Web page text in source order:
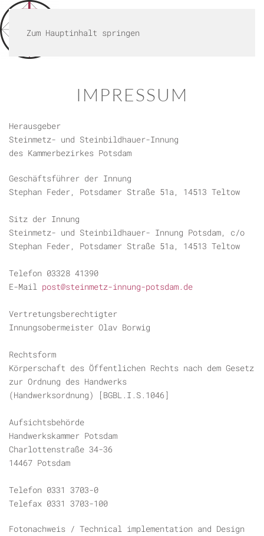
Zum Hauptinhalt springen
IMPRESSUM
Herausgeber
Steinmetz- und Steinbildhauer-Innung
des Kammerbezirkes Potsdam
Geschäftsführer der Innung
Stephan Feder, Potsdamer Straße 51a, 14513 Teltow
Sitz der Innung
Steinmetz- und Steinbildhauer- Innung Potsdam, c/o
Stephan Feder, Potsdamer Straße 51a, 14513 Teltow
Telefon 03328 41390
E-Mail post@steinmetz-innung-potsdam.de
Vertretungsberechtigter
Innungsobermeister Olav Borwig
Rechtsform
Körperschaft des Öffentlichen Rechts nach dem Gesetz
zur Ordnung des Handwerks
(Handwerksordnung) [BGBL.I.S.1046]
Aufsichtsbehörde
Handwerkskammer Potsdam
Charlottenstraße 34-36
14467 Potsdam
Telefon 0331 3703-0
Telefax 0331 3703-100
Fotonachweis / Technical implementation and Design